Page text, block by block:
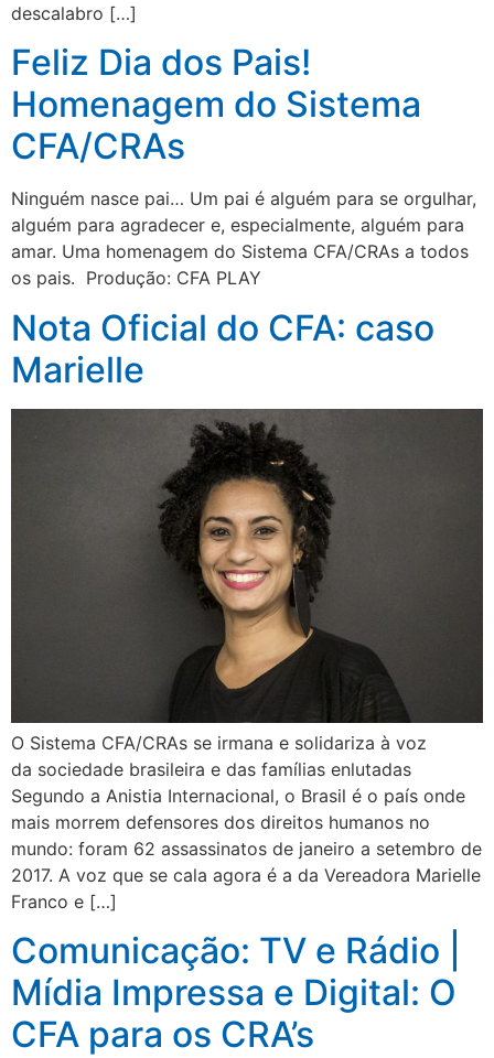
descalabro […]
Feliz Dia dos Pais!
Homenagem do Sistema
CFA/CRAs
Ninguém nasce pai… Um pai é alguém para se orgulhar,
alguém para agradecer e, especialmente, alguém para
amar. Uma homenagem do Sistema CFA/CRAs a todos
os pais. Produção: CFA PLAY
Nota Oficial do CFA: caso
Marielle
O Sistema CFA/CRAs se irmana e solidariza à voz
da sociedade brasileira e das famílias enlutadas
Segundo a Anistia Internacional, o Brasil é o país onde
mais morrem defensores dos direitos humanos no
mundo: foram 62 assassinatos de janeiro a setembro de
2017. A voz que se cala agora é a da Vereadora Marielle
Franco e […]
Comunicação: TV e Rádio |
Mídia Impressa e Digital: O
CFA para os CRA’s